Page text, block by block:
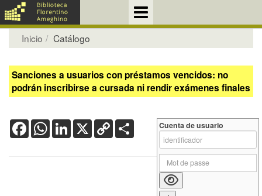
Inicio Catálogo
Sanciones a usuarios con préstamos vencidos: no
podrán inscribirse a cursada ni rendir exámenes finales
FacebookWhatsApp
LinkedIn
X Copy
Link
Cuenta de usuario